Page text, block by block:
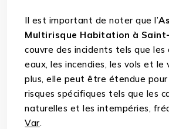
Il est important de noter que l’
Multirisque Habitation à
couvre des incidents tels que les
eaux, les incendies, les vols et le
plus, elle peut être étendue pour
risques spécifiques tels que les
naturelles et les intempéries,
Var.